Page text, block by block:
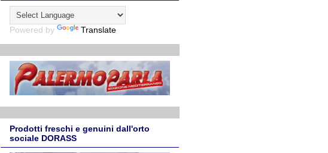
Powered by Translate
Prodotti freschi e genuini dall'orto
sociale DORASS